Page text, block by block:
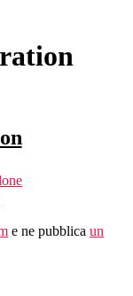
e ne pubblica un